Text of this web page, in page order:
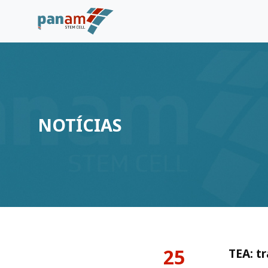
NOTÍCIAS
25 TEA: